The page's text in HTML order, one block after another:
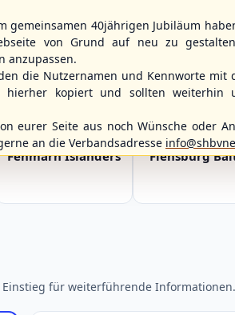
Fehmarn Islanders Flensburg
für weiterführende Informationen.
gemeinsamen 40jährigen Jubiläum
von Grund auf neu zu
anzupassen.
die Nutzernamen und Kennworte mit
hierher kopiert und sollten weiterhin
eurer Seite aus noch Wünsche oder
an die Verbandsadresse